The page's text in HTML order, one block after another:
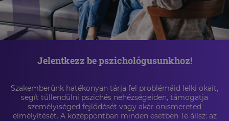
Jelentkezz be pszichológusunkhoz!
Szakemberünk hatékonyan tárja fel problémáid lelki okait,
segít túllendülni pszichés nehézségeiden, támogatja
személyiséged fejlődését vagy akár önismereted
elmélyítését. A középpontban minden esetben Te állsz: az